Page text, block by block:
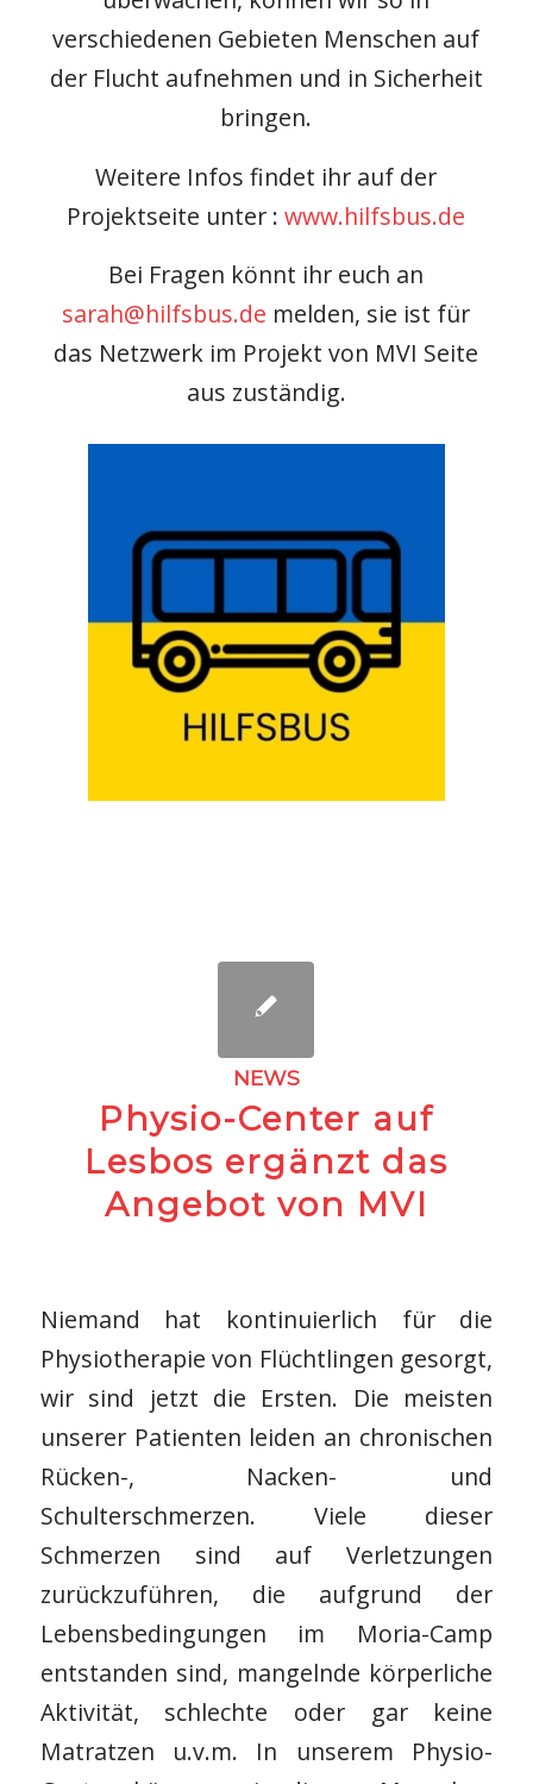
verschiedenen Gebieten Menschen auf
der Flucht aufnehmen und in Sicherheit
bringen.
Weitere Infos findet ihr auf der
Projektseite unter :www.hilfsbus.de
Bei Fragen könnt ihr euch an
sarah@hilfsbus.de melden, sie ist für
das Netzwerk im Projekt von MVI Seite
aus zuständig.
NEWS
Physio-Center auf
Lesbos ergänzt das
Angebot von MVI
Niemand hat kontinuierlich für die
Physiotherapie von Flüchtlingen gesorgt,
wir sind jetzt die Ersten. Die meisten
unserer Patienten leiden an chronischen
Rücken-, Nacken- und
Schulterschmerzen. Viele dieser
Schmerzen sind auf Verletzungen
zurückzuführen, die aufgrund der
Lebensbedingungen im Moria-Camp
entstanden sind, mangelnde körperliche
Aktivität, schlechte oder gar keine
Matratzen u.v.m. In unserem Physio-